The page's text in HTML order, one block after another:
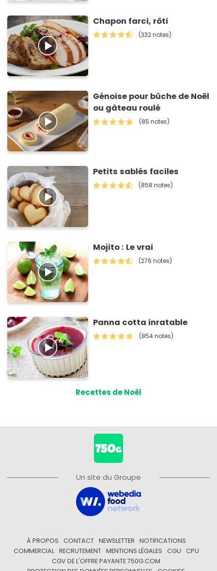
Chapon farci, rôti
(332 notes)
Génoise pour bûche de Noël
ou gâteau roulé
(85 notes)
Petits sablés faciles
(858 notes)
Mojito : Le vrai
(276 notes)
Panna cotta inratable
(854 notes)
Recettes de Noël
Un site du Groupe
À PROPOS CONTACT NEWSLETTER
NOTIFICATIONS
COMMERCIAL
RECRUTEMENT MENTIONS LÉGALES CGU
CPU
CGV DE L'OFFRE PAYANTE 750G.COM